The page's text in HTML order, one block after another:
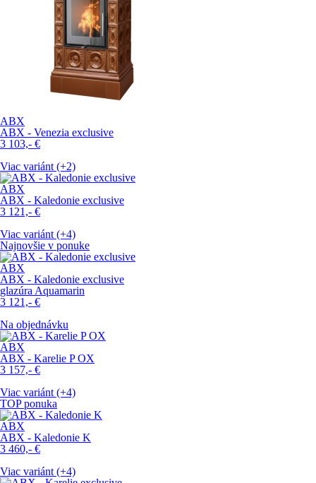
ABX
ABX - Venezia exclusive
3 103,- €
Viac variánt (+2)
ABX
ABX - Kaledonie exclusive
3 121,- €
Viac variánt (+4)
Najnovšie v ponuke
ABX
ABX - Kaledonie exclusive
glazúra Aquamarin
3 121,- €
Na objednávku
ABX
ABX - Karelie P OX
3 157,- €
Viac variánt (+4)
TOP ponuka
ABX
ABX - Kaledonie K
3 460,- €
Viac variánt (+4)